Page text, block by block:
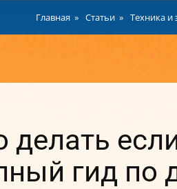
Главная Статьи Техника и
делать
гид по